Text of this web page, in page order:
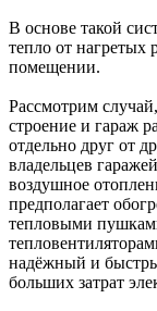
В основе такой
тепло от нагретых
помещении.
Рассмотрим
строение и гараж
отдельно друг от
владельцев
воздушное
предполагает
тепловыми
надёжный и
больших затрат